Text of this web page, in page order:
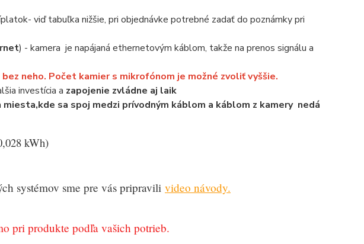
viď tabuľka nižšie, pri objednávke potrebné zadať do poznámky pri
) - kamera je napájaná ethernetovým káblom, takže na prenos signálu a
neho. Počet kamier s mikrofónom je možné zvoliť vyššie.
investícia a zapojenie zvládne aj laik
sa spoj medzi prívodným káblom a káblom z kamery nedá
kWh)
systémov sme pre vás pripravili video návody.
pri produkte podľa vašich potrieb.